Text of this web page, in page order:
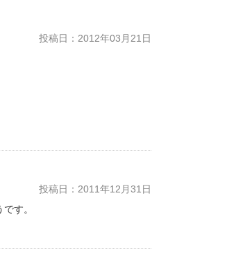
投稿日：2012年03月21日
投稿日：2011年12月31日
す。